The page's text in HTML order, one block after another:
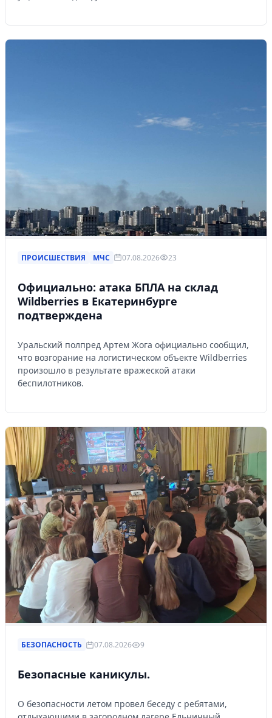
ПРОИСШЕСТВИЯ МЧС 07.08.2026 23
Официально: атака БПЛА на склад
Wildberries в Екатеринбурге
подтверждена
Уральский полпред Артем Жога официально сообщил,
что возгорание на логистическом объекте Wildberries
произошло в результате вражеской атаки
беспилотников.
БЕЗОПАСНОСТЬ 07.08.2026 9
Безопасные каникулы.
О безопасности летом провел беседу с ребятами,